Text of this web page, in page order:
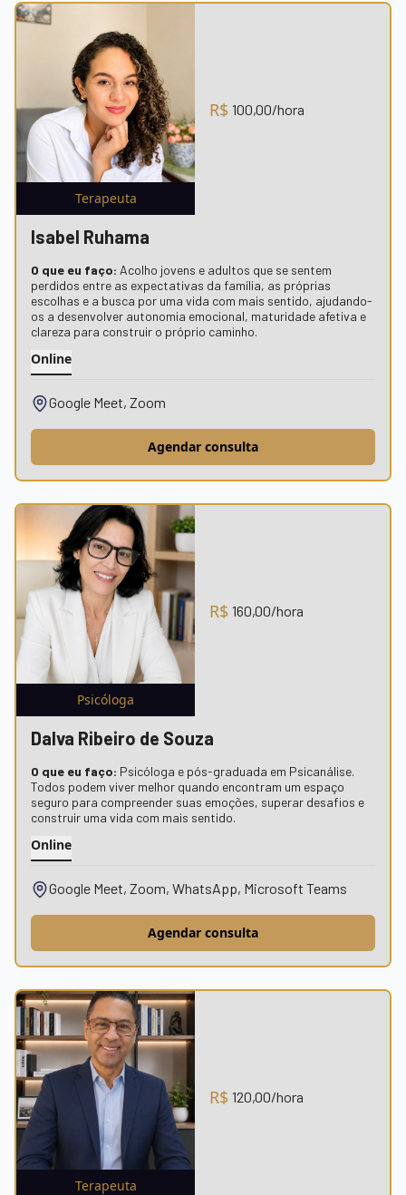
Terapeuta
R$ 100,00/hora
Isabel Ruhama
O que eu faço: Acolho jovens e adultos que se sentem
perdidos entre as expectativas da família, as próprias
escolhas e a busca por uma vida com mais sentido, ajudando-
os a desenvolver autonomia emocional, maturidade afetiva e
clareza para construir o próprio caminho.
Online
Google Meet, Zoom
Agendar consulta
Psicóloga
R$ 160,00/hora
Dalva Ribeiro de Souza
O que eu faço: Psicóloga e pós-graduada em Psicanálise.
Todos podem viver melhor quando encontram um espaço
seguro para compreender suas emoções, superar desafios e
construir uma vida com mais sentido.
Online
Google Meet, Zoom, WhatsApp, Microsoft Teams
Agendar consulta
Terapeuta
R$ 120,00/hora